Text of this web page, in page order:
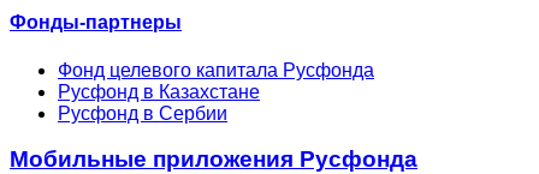
Фонды-партнеры
Фонд целевого капитала Русфонда
Русфонд в Казахстане
Русфонд в Сербии
Мобильные приложения Русфонда